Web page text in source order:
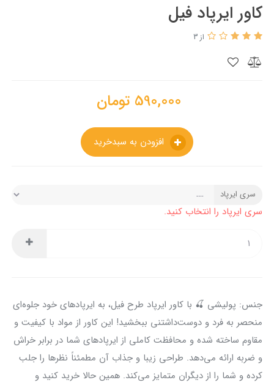
کاور ایرپاد فیل
از 3
590,000 تومان
سری ایرپاد
سری ایرپاد را انتخاب کنید.
جنس: پولیشی 🍒 با کاور ایرپاد طرح فیل، به ایرپادهای خود جلوه‌ای
منحصر به فرد و دوست‌داشتنی ببخشید! این کاور از مواد با کیفیت و
مقاوم ساخته شده و محافظت کاملی از ایرپادهای شما در برابر خراش
و ضربه ارائه می‌دهد. طراحی زیبا و جذاب آن مطمئناً نظرها را جلب
کرده و شما را از دیگران متمایز می‌کند. همین حالا خرید کنید و